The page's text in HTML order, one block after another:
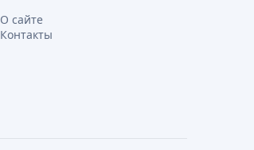
О сайте
Контакты